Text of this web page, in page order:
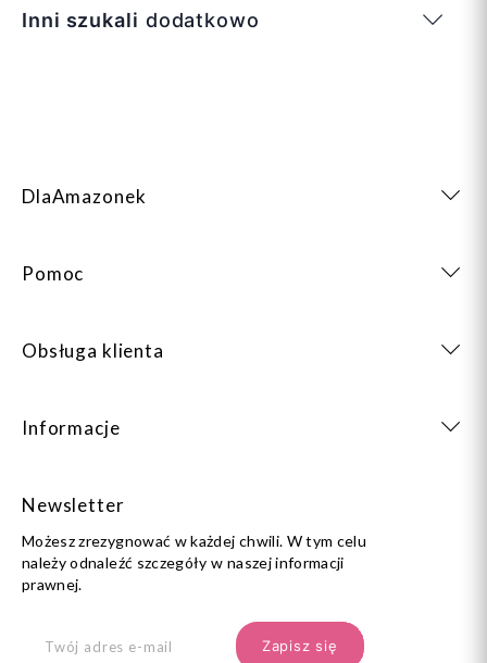
Inni szukali dodatkowo
DlaAmazonek
Pomoc
Obsługa klienta
Informacje
Newsletter
Możesz zrezygnować w każdej chwili. W tym celu
należy odnaleźć szczegóły w naszej informacji
prawnej.